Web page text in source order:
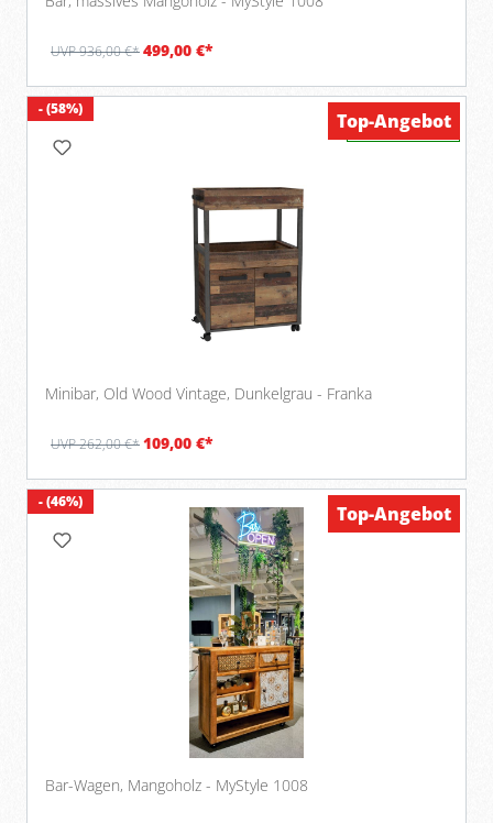
UVP 936,00 €*499,00 €*
- (58%)
Minibar, Old Wood Vintage, Dunkelgrau - Franka
UVP 262,00 €*109,00 €*
Verfügbar
Top-Angebot
- (46%)
Bar-Wagen, Mangoholz - MyStyle 1008
Top-Angebot